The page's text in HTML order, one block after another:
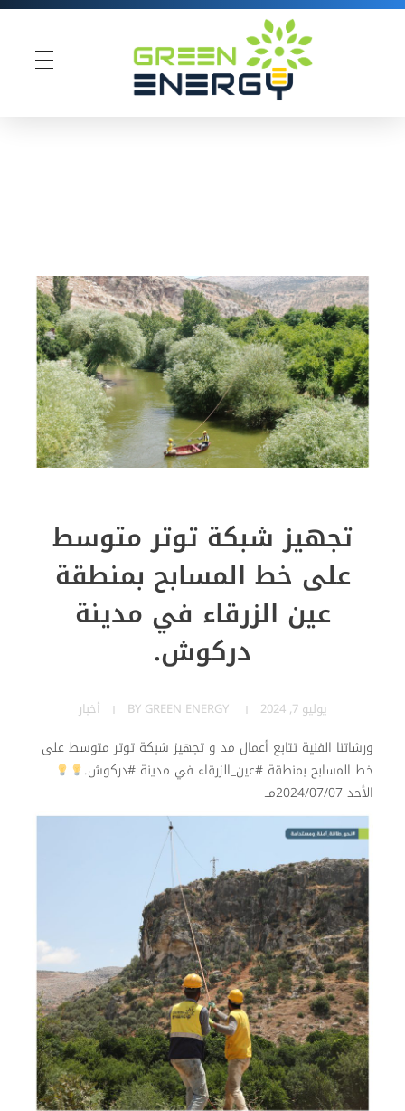
تجهيز شبكة توتر متوسط
على خط المسابح بمنطقة
عين الزرقاء في مدينة
دركوش.
يوليو 7, 2024 BY GREEN ENERGY أخبار
ورشاتنا الفنية تتابع أعمال مد و تجهيز شبكة توتر متوسط على
خط المسابح بمنطقة #عين_الزرقاء في مدينة #دركوش.
الأحد 2024/07/07مــ